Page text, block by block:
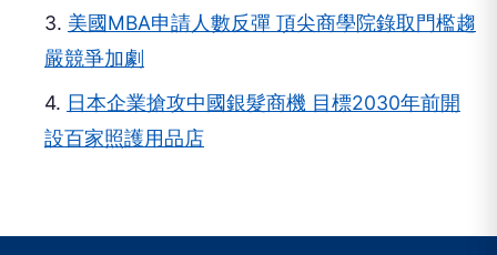
3. 美國MBA申請人數反彈 頂尖商學院錄取門檻趨
嚴競爭加劇
4. 日本企業搶攻中國銀髮商機 目標2030年前開
設百家照護用品店